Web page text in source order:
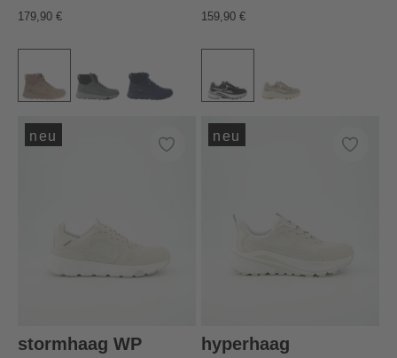
179,90 € 159,90 €
neu
stormhaag WP
neu
hyperhaag